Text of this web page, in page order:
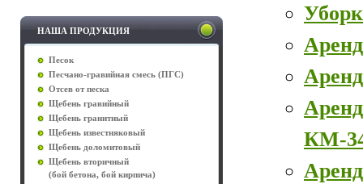
НАША ПРОДУКЦИЯ
Песок
Песчано-гравийная смесь (ПГС)
Отсев от песка
Щебень гравийный
Щебень гранитный
Щебень известняковый
Щебень доломитовый
Щебень вторичный
(бой бетона, бой кирпича)
КМ-